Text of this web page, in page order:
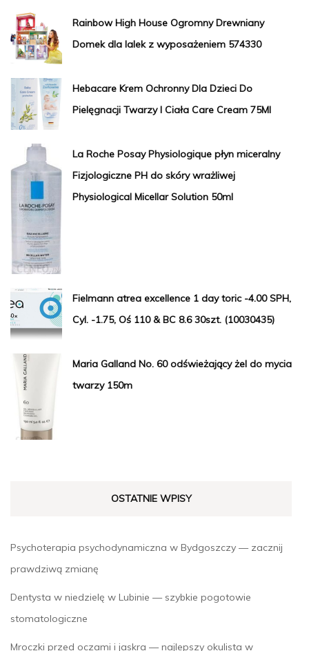
Rainbow High House Ogromny Drewniany
Domek dla lalek z wyposażeniem 574330
Hebacare Krem Ochronny Dla Dzieci Do
Pielęgnacji Twarzy I Ciała Care Cream 75Ml
La Roche Posay Physiologique płyn miceralny
Fizjologiczne PH do skóry wrażliwej
Physiological Micellar Solution 50ml
Fielmann atrea excellence 1 day toric -4.00 SPH,
Cyl. -1.75, Oś 110 & BC 8.6 30szt. (10030435)
Maria Galland No. 60 odświeżający żel do mycia
twarzy 150m
OSTATNIE WPISY
Psychoterapia psychodynamiczna w Bydgoszczy — zacznij
prawdziwą zmianę
Dentysta w niedzielę w Lubinie — szybkie pogotowie
stomatologiczne
Mroczki przed oczami i jaskra — najlepszy okulista w